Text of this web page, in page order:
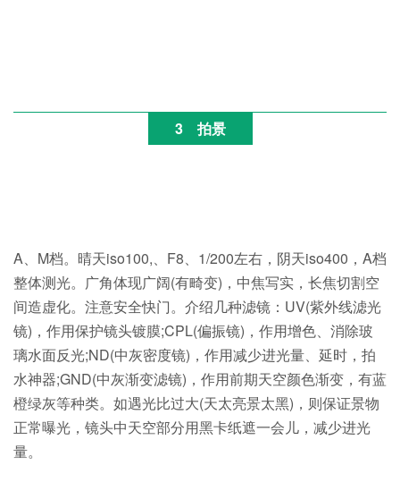
3 拍景
A、M档。晴天iso100,、F8、1/200左右，阴天iso400，A档
整体测光。广角体现广阔(有畸变)，中焦写实，长焦切割空
间造虚化。注意安全快门。介绍几种滤镜：UV(紫外线滤光
镜)，作用保护镜头镀膜;CPL(偏振镜)，作用增色、消除玻
璃水面反光;ND(中灰密度镜)，作用减少进光量、延时，拍
水神器;GND(中灰渐变滤镜)，作用前期天空颜色渐变，有蓝
橙绿灰等种类。如遇光比过大(天太亮景太黑)，则保证景物
正常曝光，镜头中天空部分用黑卡纸遮一会儿，减少进光
量。